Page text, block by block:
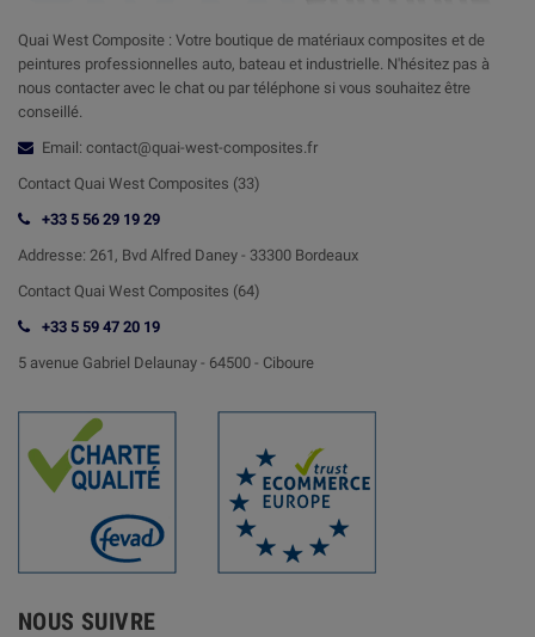
Quai West Composite : Votre boutique de matériaux composites et de
peintures professionnelles auto, bateau et industrielle. N'hésitez pas à
nous contacter avec le chat ou par téléphone si vous souhaitez être
conseillé.
Email: contact@quai-west-composites.fr
Contact Quai West Composites (33)
+33 5 56 29 19 29
Addresse: 261, Bvd Alfred Daney - 33300 Bordeaux
Contact Quai West Composites (64)
+33 5 59 47 20 19
5 avenue Gabriel Delaunay - 64500 - Ciboure
NOUS SUIVRE